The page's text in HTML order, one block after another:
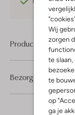
Wij
zorgen
te
te
op
ga je
Product informatie
Bezorgen &